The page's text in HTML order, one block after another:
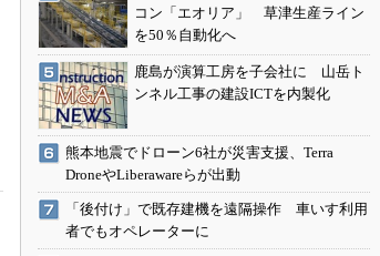
コン「エオリア」 草津生産ライン
を50％自動化へ
鹿島が演算工房を子会社に 山岳ト
ンネル工事の建設ICTを内製化
熊本地震でドローン6社が災害支援、Terra
DroneやLiberawareらが出動
「後付け」で既存建機を遠隔操作 車いす利用
者でもオペレーターに